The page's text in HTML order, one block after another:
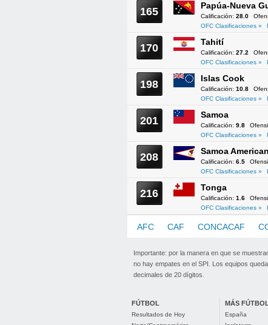
165 Papúa-Nueva
Calificación: 28.0
OFC Clasificaciones »
170 Tahití
Calificación: 27.2
OFC Clasificaciones »
198 Islas Cook
Calificación: 10.8
OFC Clasificaciones »
201 Samoa
Calificación: 9.8
OFC Clasificaciones »
208 Samoa
Calificación: 6.5
OFC Clasificaciones »
216 Tonga
Calificación: 1.6
OFC Clasificaciones »
AFC CAF CONCACAF
Importante: por la manera en que se
no hay empates en el SPI. Los equipos
decimales de 20 dígitos.
FÚTBOL
Resultados de Hoy
MÁS FÚTBOL
España